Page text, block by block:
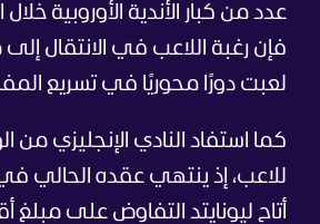
عدد من كبار الأندية الأوروبية خلال
فإن رغبة اللاعب في الانتقال إلى
لعبت دورًا محوريًا في تسريع
كما استفاد النادي الإنجليزي من
أتاح ليونايتد التفاوض على مبلغ